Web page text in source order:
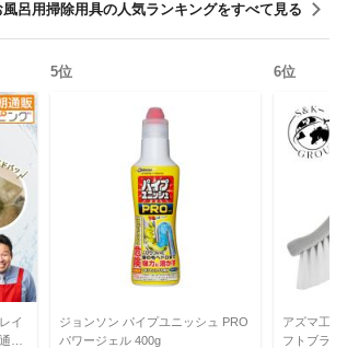
風呂用掃除用具の人気ランキングをすべて見る
イ
販
5位
ジョンソン パイプユニッシュ PRO
パワージェル 400g
6位
アズマ工業
フトブラシ